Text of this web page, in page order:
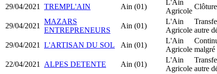
29/04/2021 TREMPL'AIN Ain (01)
L'Ain
Agricole
29/04/2021
MAZARS
ENTREPRENEURS
Ain (01)
L'Ain
Agricole autre
29/04/2021
L'ARTISAN DU SOL Ain (01)
L'Ain
Agricole malgré
22/04/2021
ALPES DETENTE Ain (01)
L'Ain
Agricole autre